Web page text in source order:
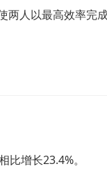
人以最高效率完
增长23.4%。